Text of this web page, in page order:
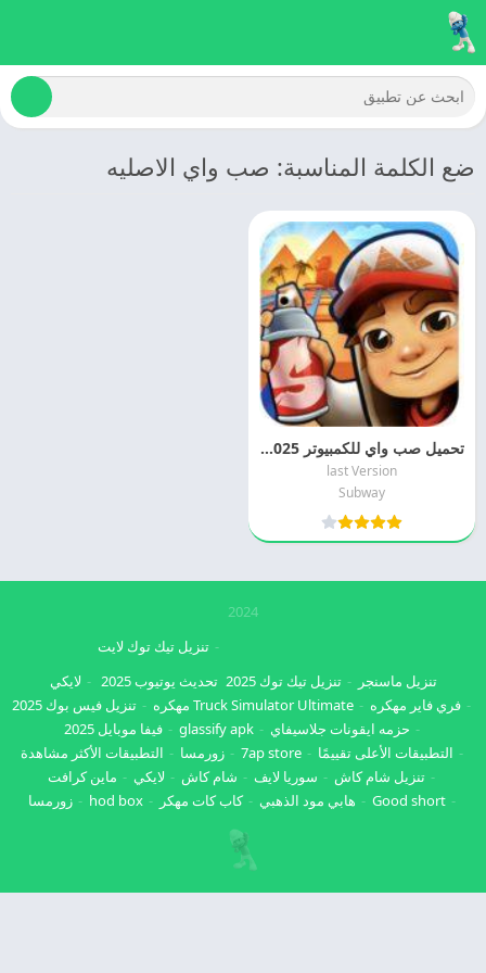
ضع الكلمة المناسبة: صب واي الاصليه
تحميل صب واي للكمبيوتر 2025 Subway Surfers For PC مجانا
last Version
Subway
2024
تنزيل ماسنجر تنزيل تيك توك 2025
تنزيل تيك توك لايت
تحديث يوتيوب 2025
لايكي
فري فاير مهكره
Truck Simulator Ultimate مهكره
تنزيل فيس بوك 2025
حزمه ايقونات جلاسيفاي
glassify apk
فيفا موبايل 2025
التطبيقات الأعلى تقييمًا
7ap store زورمسا
التطبيقات الأكثر مشاهدة
تنزيل شام كاش
سوريا لايف شام كاش لايكي
ماين كرافت
Good short
هابي مود الذهبي كاب كات مهكر hod box زورمسا